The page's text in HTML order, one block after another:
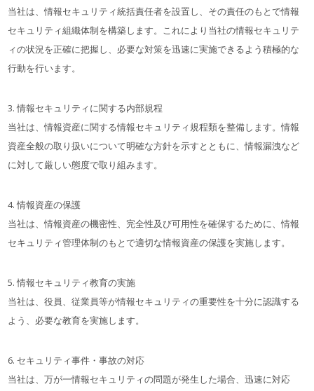
当社は、情報セキュリティ統括責任者を設置し、その責任のもとで情報
セキュリティ組織体制を構築します。これにより当社の情報セキュリテ
ィの状況を正確に把握し、必要な対策を迅速に実施できるよう積極的な
行動を行います。
3. 情報セキュリティに関する内部規程
当社は、情報資産に関する情報セキュリティ規程類を整備します。情報
資産全般の取り扱いについて明確な方針を示すとともに、情報漏洩など
に対して厳しい態度で取り組みます。
4. 情報資産の保護
当社は、情報資産の機密性、完全性及び可用性を確保するために、情報
セキュリティ管理体制のもとで適切な情報資産の保護を実施します。
5. 情報セキュリティ教育の実施
当社は、役員、従業員等が情報セキュリティの重要性を十分に認識する
よう、必要な教育を実施します。
6. セキュリティ事件・事故の対応
当社は、万が一情報セキュリティの問題が発生した場合、迅速に対応